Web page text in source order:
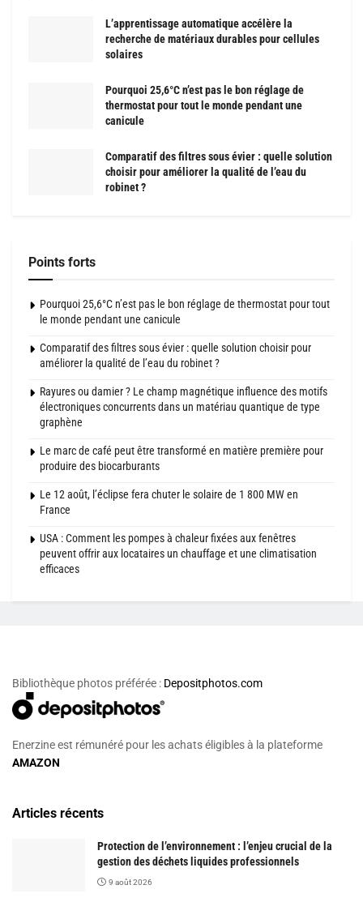
L’apprentissage automatique accélère la
recherche de matériaux durables pour cellules
solaires
Pourquoi 25,6°C n’est pas le bon réglage de
thermostat pour tout le monde pendant une
canicule
Comparatif des filtres sous évier : quelle solution
choisir pour améliorer la qualité de l’eau du
robinet ?
Points forts
Pourquoi 25,6°C n’est pas le bon réglage de thermostat pour tout
le monde pendant une canicule
Comparatif des filtres sous évier : quelle solution choisir pour
améliorer la qualité de l’eau du robinet ?
Rayures ou damier ? Le champ magnétique influence des motifs
électroniques concurrents dans un matériau quantique de type
graphène
Le marc de café peut être transformé en matière première pour
produire des biocarburants
Le 12 août, l’éclipse fera chuter le solaire de 1 800 MW en
France
USA : Comment les pompes à chaleur fixées aux fenêtres
peuvent offrir aux locataires un chauffage et une climatisation
efficaces
Bibliothèque photos préférée : Depositphotos.com
Enerzine est rémunéré pour les achats éligibles à la plateforme
AMAZON
Articles récents
Protection de l’environnement : l’enjeu crucial de la
gestion des déchets liquides professionnels
9 août 2026